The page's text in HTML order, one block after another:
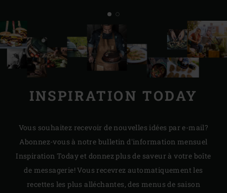
INSPIRATION TODAY
Vous souhaitez recevoir de nouvelles idées par e-mail?
Abonnez-vous à notre bulletin d'information mensuel
Inspiration Today et donnez plus de saveur à votre boîte
de messagerie! Vous recevrez automatiquement les
recettes les plus alléchantes, des menus de saison